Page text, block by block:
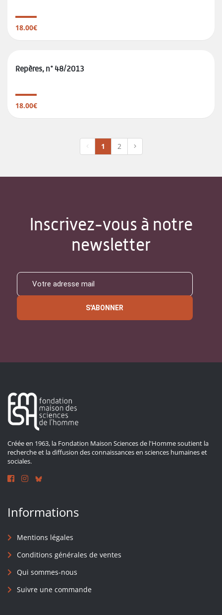
18.00€
Repères, n° 48/2013
18.00€
1 2
Inscrivez-vous à notre
newsletter
S'ABONNER
Créée en 1963, la Fondation Maison Sciences de l'Homme soutient la
recherche et la diffusion des connaissances en sciences humaines et
sociales.
Informations
Mentions légales
Conditions générales de ventes
Qui sommes-nous
Suivre une commande